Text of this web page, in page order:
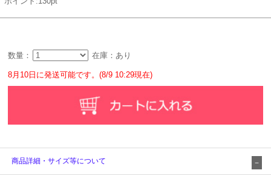
数量： 在庫：あり
8月10日に発送可能です。(8/9 10:29現在)
商品詳細・サイズ等について